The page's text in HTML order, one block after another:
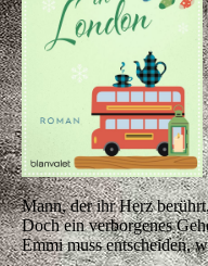
Mann, der ihr Herz
Doch ein verborgenes
Emmi muss entscheiden,